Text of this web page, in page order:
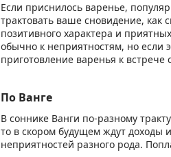
Если приснилось варенье,
трактовать ваше сновидение,
позитивного характера и
обычно к неприятностям, но если
приготовление варенья к
По Ванге
В соннике Ванги по-разному
то в скором будущем ждут доходы
неприятностей разного рода.